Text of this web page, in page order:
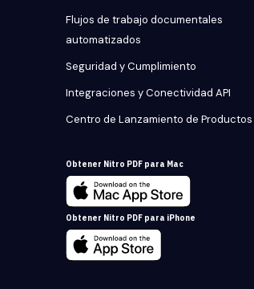
Flujos de trabajo documentales
automatizados
Seguridad y Cumplimiento
Integraciones y Conectividad API
Centro de Lanzamiento de Productos
Obtener Nitro PDF para Mac
Obtener Nitro PDF para iPhone